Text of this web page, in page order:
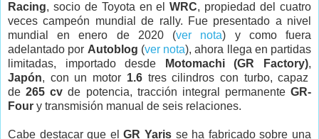
Racing, socio de Toyota en elWRC, propiedad del cuatro
veces campeón mundial de rally. Fue presentado a nivel
mundial en enero de 2020 (ver nota) y como fuera
adelantado por Autoblog (ver nota), ahora llega en partidas
limitadas, importado desde
Motomachi (GR Factory),
Japón, con un motor 1.6tres cilindros con turbo, capaz
de265 cv de potencia, tracción integral permanente GR-
Four y transmisión manual de seis relaciones.
Cabe destacar que elGR Yaris se ha fabricado sobre una